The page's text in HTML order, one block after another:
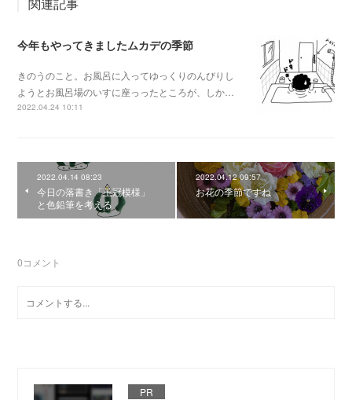
関連記事
今年もやってきましたムカデの季節
きのうのこと。お風呂に入ってゆっくりのんびりし
ようとお風呂場のいすに座っったところが、しか…
2022.04.24 10:11
2022.04.14 08:23
今日の落書き「王冠模様」
と色鉛筆を考える
2022.04.12 09:57
お花の季節ですね
0コメント
PR